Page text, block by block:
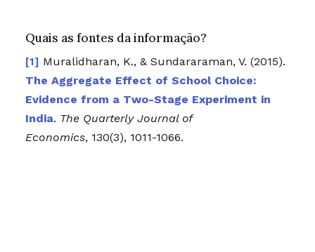
Quais as fontes da informação?
Muralidharan, K., & Sundararaman, V. (2015).
The Aggregate Effect of School Choice:
Evidence from a Two-Stage Experiment in
India. The Quarterly Journal of
Economics, 130(3), 1011-1066.